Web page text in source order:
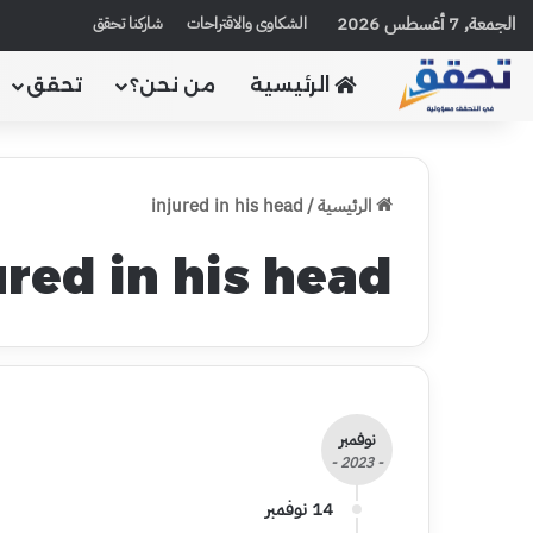
الجمعة, 7 أغسطس 2026 الشكاوى والاقتراحات شاركنا تحقق
الرئيسية من نحن؟ تحقق
الرئيسية/
injured in his head
in his head
نوفمبر
- 2023 -
14 نوفمبر